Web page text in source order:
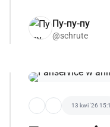
Пу-пу-пу
@schrute
13 kwi '26